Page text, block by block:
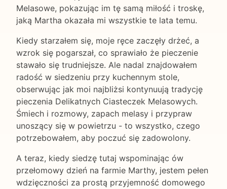
Melasowe, pokazując im tę samą miłość i troskę,
jaką Martha okazała mi wszystkie te lata temu.
Kiedy starzałem się, moje ręce zaczęły drżeć, a
wzrok się pogarszał, co sprawiało że pieczenie
stawało się trudniejsze. Ale nadal znajdowałem
radość w siedzeniu przy kuchennym stole,
obserwując jak moi najbliżsi kontynuują tradycję
pieczenia Delikatnych Ciasteczek Melasowych.
Śmiech i rozmowy, zapach melasy i przypraw
unoszący się w powietrzu - to wszystko, czego
potrzebowałem, aby poczuć się zadowolony.
A teraz, kiedy siedzę tutaj wspominając ów
przełomowy dzień na farmie Marthy, jestem pełen
wdzięczności za prostą przyjemność domowego